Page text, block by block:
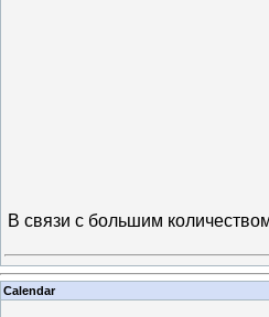
В связи с большим
Calendar